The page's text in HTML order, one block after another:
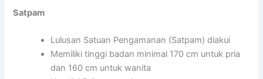
Satpam
Lulusan Satuan Pengamanan (Satpam) diakui
Memiliki tinggi badan minimal 170 cm untuk pria
dan 160 cm untuk wanita